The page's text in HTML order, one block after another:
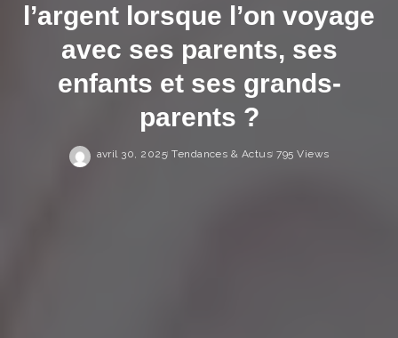
l’argent lorsque l’on voyage
avec ses parents, ses
enfants et ses grands-
parents ?
avril 30, 2025 Tendances & Actus 795 Views